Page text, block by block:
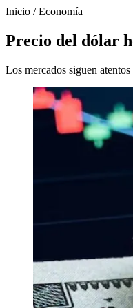
Inicio /Economía
Precio del dólar
Los mercados siguen